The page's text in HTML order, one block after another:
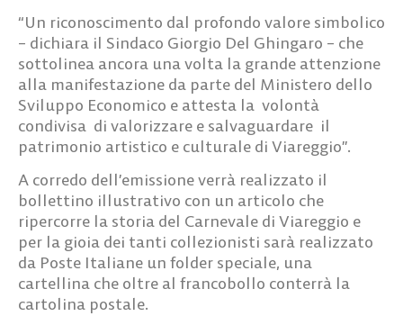
“Un riconoscimento dal profondo valore simbolico
– dichiara il Sindaco Giorgio Del Ghingaro – che
sottolinea ancora una volta la grande attenzione
alla manifestazione da parte del Ministero dello
Sviluppo Economico e attesta la volontà
condivisa di valorizzare e salvaguardare il
patrimonio artistico e culturale di Viareggio”.
A corredo dell’emissione verrà realizzato il
bollettino illustrativo con un articolo che
ripercorre la storia del Carnevale di Viareggio e
per la gioia dei tanti collezionisti sarà realizzato
da Poste Italiane un folder speciale, una
cartellina che oltre al francobollo conterrà la
cartolina postale.